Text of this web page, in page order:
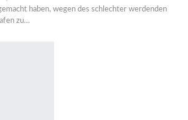
haben, wegen des schlechter werdenden
zu…